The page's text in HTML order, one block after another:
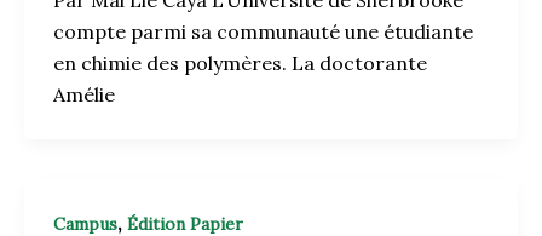
compte parmi sa communauté une étudiante
en chimie des polymères. La doctorante
Amélie
Campus, Édition Papier